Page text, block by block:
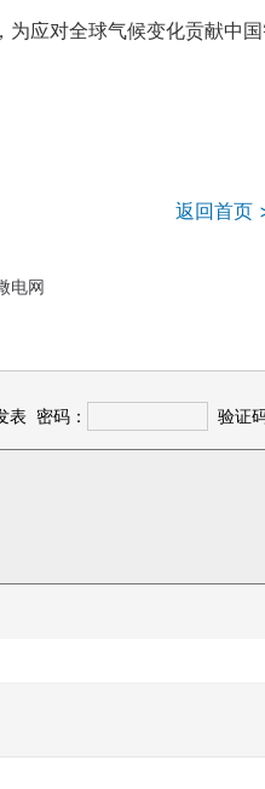
为应对全球气候变化贡献中
返回首页
电网
表 密码： 验证